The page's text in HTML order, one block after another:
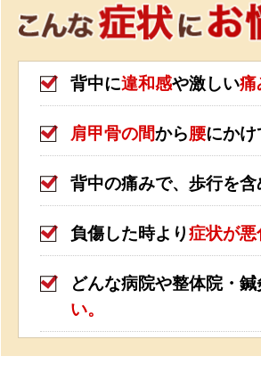
背中に違和感や激しい痛
肩甲骨の間から腰にかけ
背中の痛みで、歩行を含
負傷した時より症状が悪
どんな病院や整体院・
い。